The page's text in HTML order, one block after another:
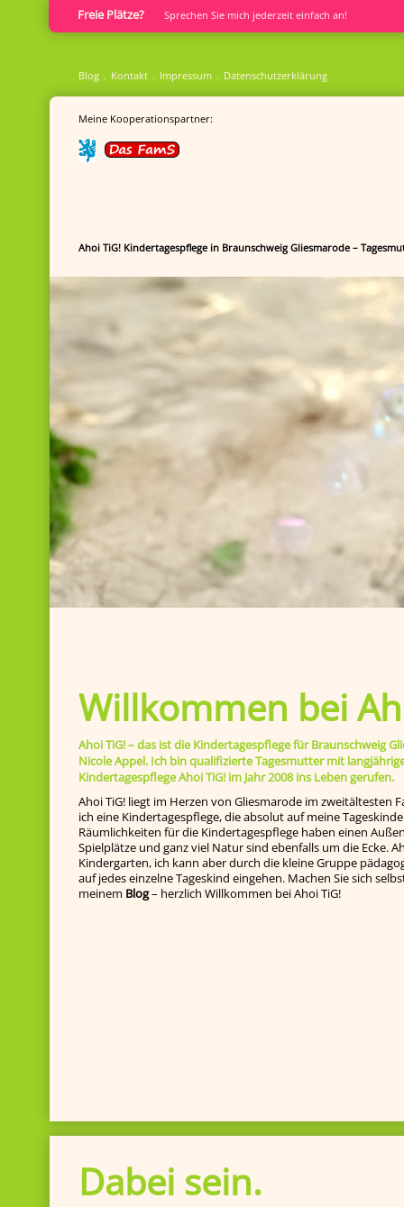
Freie Plätze? Sprech­en Sie mich jederzeit einfach an!
Blog Kontakt Impressum Datenschutzerklärung
Meine Kooperationspartner:
Ahoi TiG! Kindertagespflege in Braunschweig Gliesmarode –
Willkommen bei
Ahoi TiG! – das ist die Kindertagespflege für Braunschweig
Nicole Appel. Ich bin qualifizierte Tagesmutter mit
Kindertagespflege Ahoi TiG! im Jahr 2008 ins Leben gerufen.
Ahoi TiG! liegt im Herzen von Gliesmarode im zweitältesten
ich eine Kindertagespflege, die absolut auf meine
Räumlichkeiten für die Kindertagespflege haben einen
Spielplätze und ganz viel Natur sind ebenfalls um die Ecke.
Kindergarten, ich kann aber durch die kleine Gruppe
auf jedes einzelne Tageskind ein­gehen. Machen Sie sich
meinem Blog– herzlich Willkommen bei Ahoi TiG!
Dabei sein.